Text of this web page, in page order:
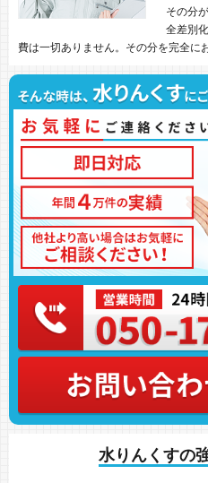
その分
全差別
費は一切ありません。その分を完全に
水りんくすの